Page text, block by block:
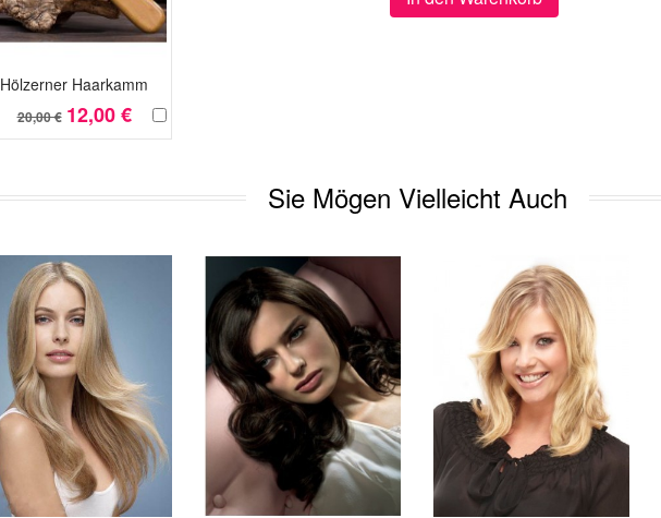
Hölzerner Haarkamm
20,00 € 12,00 €
Sie Mögen Vielleicht Auch